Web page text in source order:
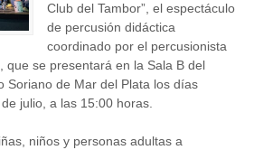
Club del Tambor”, el espectáculo
de percusión didáctica
coordinado por el percusionista
que se presentará en la Sala B del
Soriano de Mar del Plata los días
julio, a las 15:00 horas.
niños y personas adultas a